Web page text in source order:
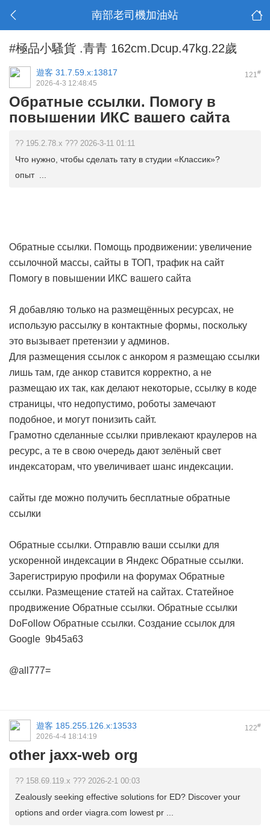
南部老司機加油站
#極品小騷貨 .青青 162cm.Dcup.47kg.22歲
121#
遊客 31.7.59.x:13817
2026-4-3 12:48:45
Обратные ссылки. Помогу в
повышении ИКС вашего сайта
?? 195.2.78.x ??? 2026-3-11 01:11
Что нужно, чтобы сделать тату в студии «Классик»?
опыт ...
Обратные ссылки. Помощь продвижении: увеличение
ссылочной массы, сайты в ТОП, трафик на сайт
Помогу в повышении ИКС вашего сайта
Я добавляю только на размещённых ресурсах, не
использую рассылку в контактные формы, поскольку
это вызывает претензии у админов.
Для размещения ссылок с анкором я размещаю ссылки
лишь там, где анкор ставится корректно, а не
размещаю их так, как делают некоторые, ссылку в коде
страницы, что недопустимо, роботы замечают
подобное, и могут понизить сайт.
Грамотно сделанные ссылки привлекают краулеров на
ресурс, а те в свою очередь дают зелёный свет
индексаторам, что увеличивает шанс индексации.
сайты где можно получить бесплатные обратные
ссылки
Обратные ссылки. Отправлю ваши ссылки для
ускоренной индексации в Яндекс Обратные ссылки.
Зарегистрирую профили на форумах Обратные
ссылки. Размещение статей на сайтах. Статейное
продвижение Обратные ссылки. Обратные ссылки
DoFollow Обратные ссылки. Создание ссылок для
Google 9b45a63
@all777=
122#
遊客 185.255.126.x:13533
2026-4-4 18:14:19
other jaxx-web org
?? 158.69.119.x ??? 2026-2-1 00:03
Zealously seeking effective solutions for ED? Discover your
options and order viagra.com lowest pr ...